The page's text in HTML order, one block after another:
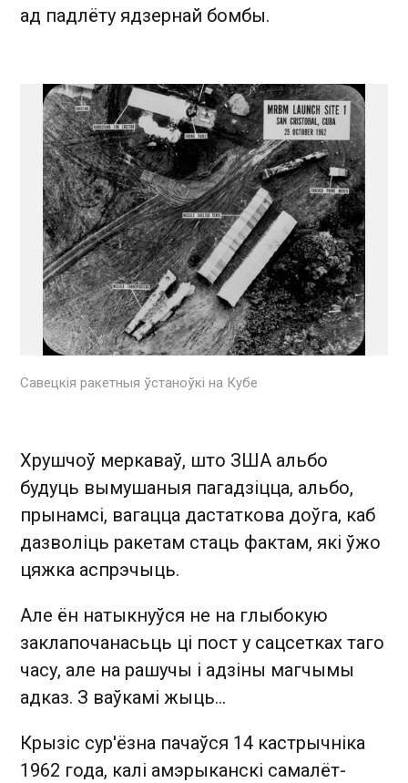
ад падлёту ядзернай бомбы.
Савецкія ракетныя ўстаноўкі на Кубе
Хрушчоў меркаваў, што ЗША альбо
будуць вымушаныя пагадзіцца, альбо,
прынамсі, вагацца дастаткова доўга, каб
дазволіць ракетам стаць фактам, які ўжо
цяжка аспрэчыць.
Але ён натыкнуўся не на глыбокую
заклапочанасьць ці пост у сацсетках таго
часу, але на рашучы і адзіны магчымы
адказ. З ваўкамі жыць...
Крызіс сур'ёзна пачаўся 14 кастрычніка
1962 года, калі амэрыканскі самалёт-